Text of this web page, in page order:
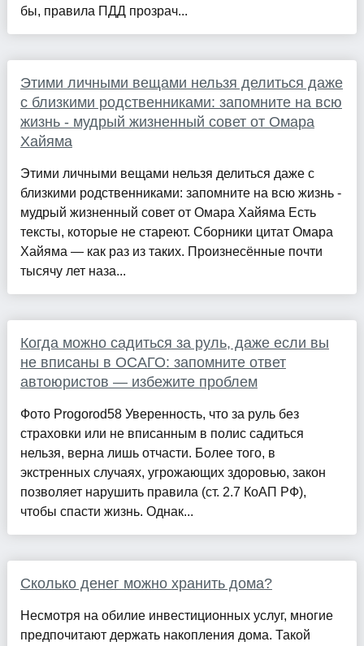
бы, правила ПДД прозрач...
Этими личными вещами нельзя делиться даже
с близкими родственниками: запомните на всю
жизнь - мудрый жизненный совет от Омара
Хайяма
Этими личными вещами нельзя делиться даже с
близкими родственниками: запомните на всю жизнь -
мудрый жизненный совет от Омара Хайяма Есть
тексты, которые не стареют. Сборники цитат Омара
Хайяма — как раз из таких. Произнесённые почти
тысячу лет наза...
Когда можно садиться за руль, даже если вы
не вписаны в ОСАГО: запомните ответ
автоюристов — избежите проблем
Фото Progorod58 Уверенность, что за руль без
страховки или не вписанным в полис садиться
нельзя, верна лишь отчасти. Более того, в
экстренных случаях, угрожающих здоровью, закон
позволяет нарушить правила (ст. 2.7 КоАП РФ),
чтобы спасти жизнь. Однак...
Сколько денег можно хранить дома?
Несмотря на обилие инвестиционных услуг, многие
предпочитают держать накопления дома. Такой